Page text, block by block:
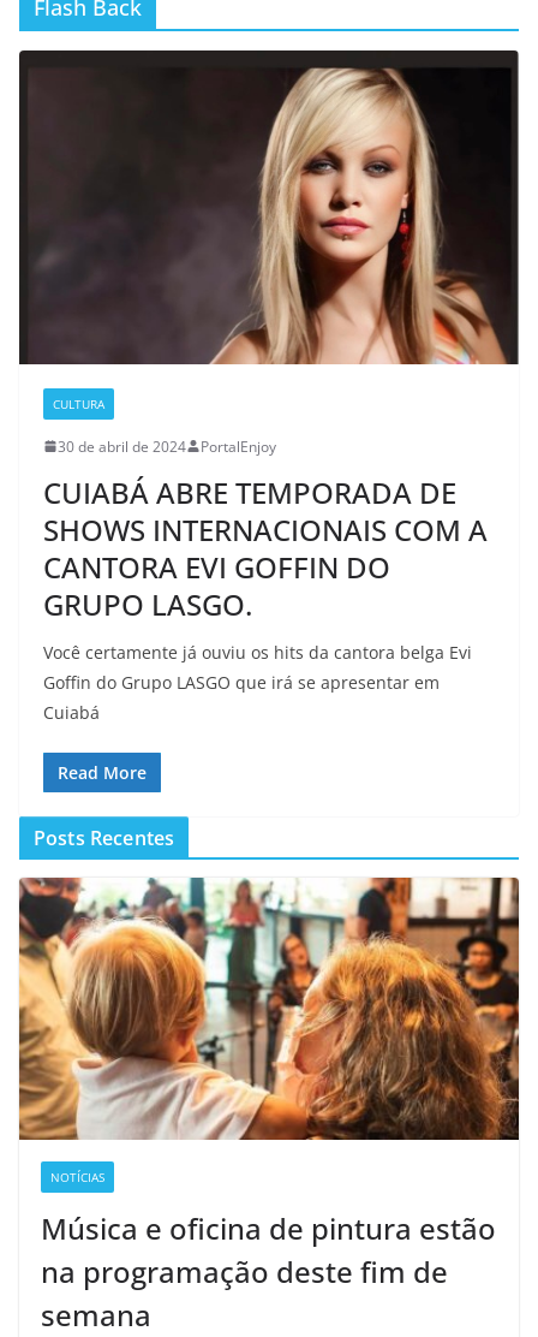
Flash Back
CULTURA
30 de abril de 2024 PortalEnjoy
CUIABÁ ABRE TEMPORADA DE
SHOWS INTERNACIONAIS COM A
CANTORA EVI GOFFIN DO
GRUPO LASGO.
Você certamente já ouviu os hits da cantora belga Evi
Goffin do Grupo LASGO que irá se apresentar em
Cuiabá
Read More
Posts Recentes
NOTÍCIAS
Música e oficina de pintura estão
na programação deste fim de
semana